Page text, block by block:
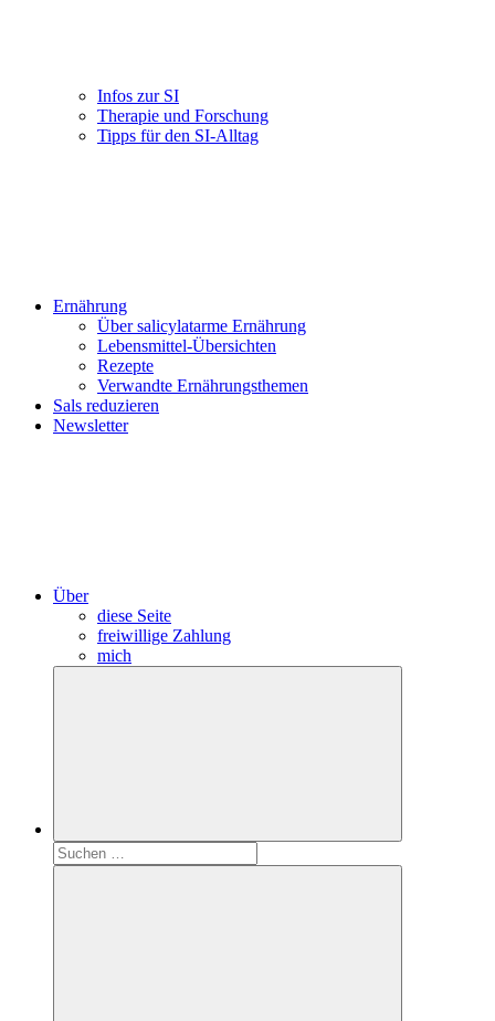
Infos zur SI
Therapie und Forschung
Tipps für den SI-Alltag
Ernährung
Über salicylatarme Ernährung
Lebensmittel-Übersichten
Rezepte
Verwandte Ernährungsthemen
Sals reduzieren
Newsletter
Über
diese Seite
freiwillige Zahlung
mich
Suchen
nach: